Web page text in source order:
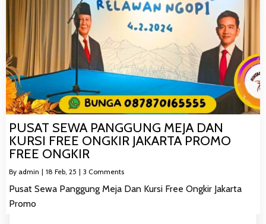
PUSAT SEWA PANGGUNG MEJA DAN
KURSI FREE ONGKIR JAKARTA PROMO
FREE ONGKIR
By admin | 18 Feb, 25 | 3 Comments
Pusat Sewa Panggung Meja Dan Kursi Free Ongkir Jakarta
Promo